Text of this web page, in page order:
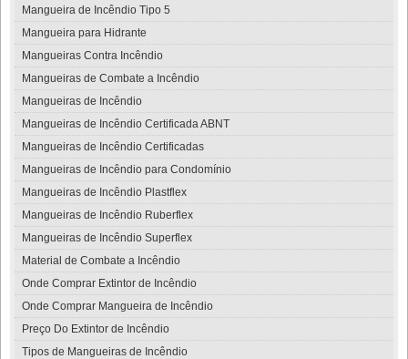
Mangueira de Incêndio Tipo 5
Mangueira para Hidrante
Mangueiras Contra Incêndio
Mangueiras de Combate a Incêndio
Mangueiras de Incêndio
Mangueiras de Incêndio Certificada ABNT
Mangueiras de Incêndio Certificadas
Mangueiras de Incêndio para Condomínio
Mangueiras de Incêndio Plastflex
Mangueiras de Incêndio Ruberflex
Mangueiras de Incêndio Superflex
Material de Combate a Incêndio
Onde Comprar Extintor de Incêndio
Onde Comprar Mangueira de Incêndio
Preço Do Extintor de Incêndio
Tipos de Mangueiras de Incêndio